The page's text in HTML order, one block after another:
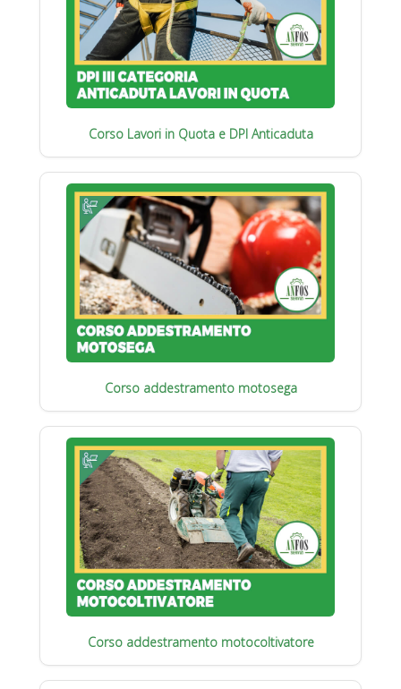
Corso Lavori in Quota e DPI Anticaduta
Corso addestramento motosega
Corso addestramento motocoltivatore